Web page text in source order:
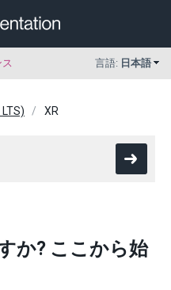
言語: 日本語
XR
か? ここから始